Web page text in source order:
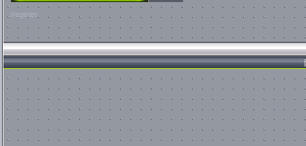
/register